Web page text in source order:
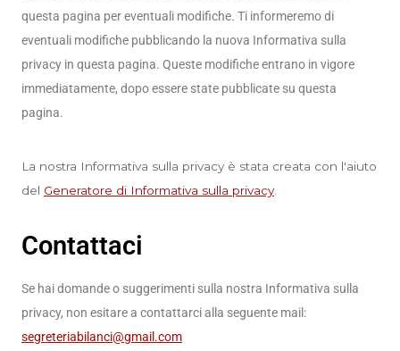
questa pagina per eventuali modifiche. Ti informeremo di
eventuali modifiche pubblicando la nuova Informativa sulla
privacy in questa pagina. Queste modifiche entrano in vigore
immediatamente, dopo essere state pubblicate su questa
pagina.
La nostra Informativa sulla privacy è stata creata con l'aiuto
del Generatore di Informativa sulla privacy.
Contattaci
Se hai domande o suggerimenti sulla nostra Informativa sulla
privacy, non esitare a contattarci alla seguente mail:
segreteriabilanci@gmail.com